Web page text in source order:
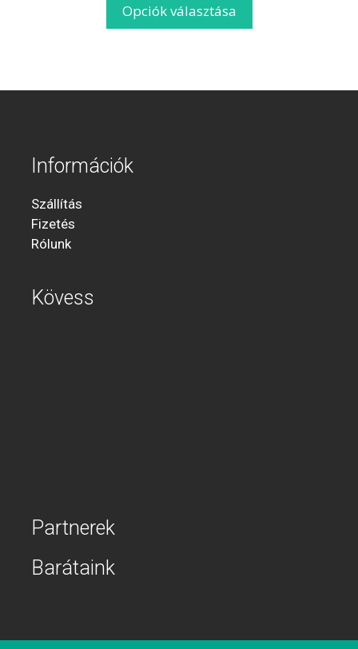
Opciók választása
Információk
Szállítás
Fizetés
Rólunk
Kövess
Partnerek
Barátaink